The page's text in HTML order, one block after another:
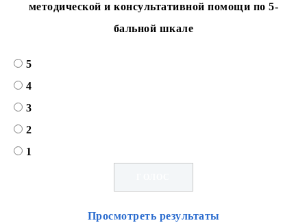
методической и консультативной помощи по 5-
бальной шкале
5
4
3
2
1
Просмотреть результаты